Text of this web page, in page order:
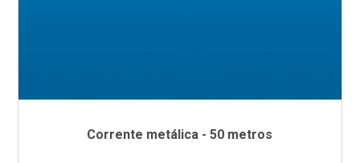
Corrente metálica - 50 metros